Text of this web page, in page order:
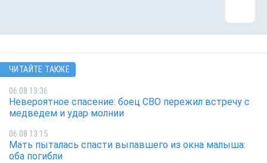
ЧИТАЙТЕ ТАКЖЕ
06.08 13:36
Невероятное спасение: боец СВО пережил встречу с
медведем и удар молнии
06.08 13:15
Мать пыталась спасти выпавшего из окна малыша:
оба погибли